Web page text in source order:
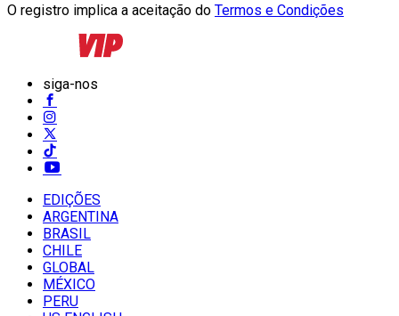
O registro implica a aceitação do Termos e Condições
siga-nos
EDIÇÕES
ARGENTINA
BRASIL
CHILE
GLOBAL
MÉXICO
PERU